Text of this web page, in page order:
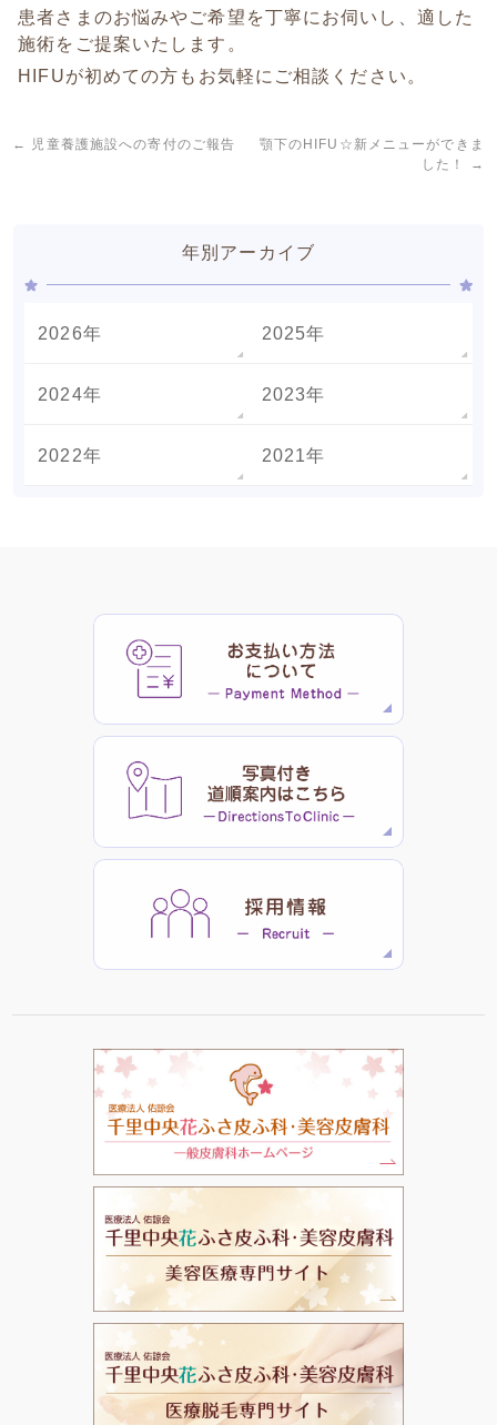
患者さまのお悩みやご希望を丁寧にお伺いし、適した
施術をご提案いたします。
HIFUが初めての方もお気軽にご相談ください。
← 児童養護施設への寄付のご報告
顎下のHIFU☆新メニューができま
した！
→
年別アーカイブ
2026年 2025年
2024年 2023年
2022年 2021年